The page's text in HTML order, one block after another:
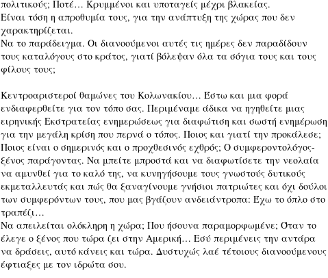
πολιτικούς; Ποτέ… Κρυμμένοι και υποταγείς μέχρι βλακείας.
Είναι τόση η απροθυμία τους, για την ανάπτυξη της χώρας που δεν
χαρακτηρίζεται.
Να το παράδειγμα. Οι διανοούμενοι αυτές τις ημέρες δεν παραδίδουν
τους καταλόγους στο κράτος, γιατί βόλεψαν όλα τα σόγια τους και τους
φίλους τους;
Κεντροαριστεροί θαμώνες του Κολωνακίου… Έστω και μια φορά
ενδιαφερθείτε για τον τόπο σας. Περιμέναμε άδικα να ηγηθείτε μιας
ειρηνικής Εκστρατείας ενημερώσεως για διαφώτιση και σωστή ενημέρωση
για την μεγάλη κρίση που περνά ο τόπος. Ποιος και γιατί την προκάλεσε;
Ποιος είναι ο σημερινός και ο προχθεσινός εχθρός; Ο συμφεροντολόγος-
ξένος παράγοντας. Να μπείτε μπροστά και να διαφωτίσετε την νεολαία
να αμυνθεί για το καλό της, να κυνηγήσουμε τους γνωστούς δυτικούς
εκμεταλλευτάς και πώς θα ξαναγίνουμε γνήσιοι πατριώτες και όχι δούλοι
των συμφερόντων τους, που μας βγάζουν ανδειάντροπα: Έχω το όπλο στο
τραπέζι…
Να απειλείται ολόκληρη η χώρα; Που ήσουνα παραμορφωμένε; Όταν το
έλεγε ο ξένος που τώρα ζει στην Αμερική… Εσύ περιμένεις την αντάρα
να δράσεις, αυτό κάνεις και τώρα. Δυστυχώς λαέ τέτοιους διανοούμενους
έφτιαξες με τον ιδρώτα σου.